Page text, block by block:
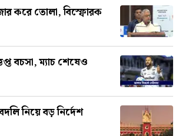
করে তোলা, বিস্ফোরক
বচসা, ম্যাচ শেষেও
নিয়ে বড় নির্দেশ